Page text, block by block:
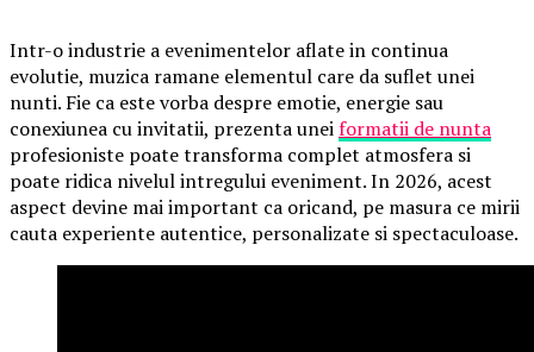
Intr-o industrie a evenimentelor aflate in continua
evolutie, muzica ramane elementul care da suflet unei
nunti. Fie ca este vorba despre emotie, energie sau
conexiunea cu invitatii, prezenta uneiformatii de nunta
profesioniste poate transforma complet atmosfera si
poate ridica nivelul intregului eveniment. In 2026, acest
aspect devine mai important ca oricand, pe masura ce mirii
cauta experiente autentice, personalizate si spectaculoase.